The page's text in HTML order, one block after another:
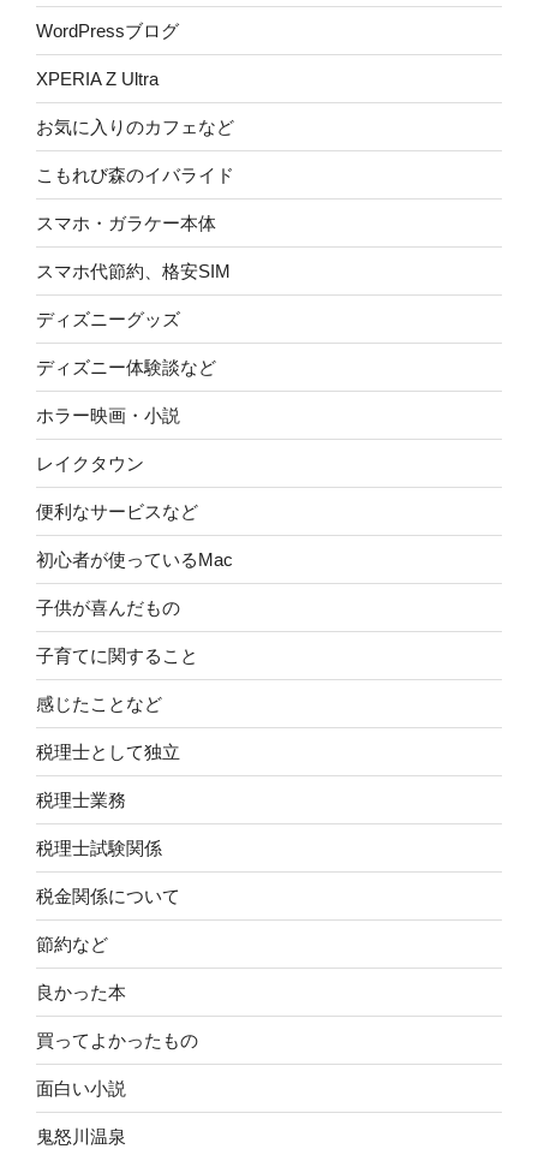
WordPressブログ
XPERIA Z Ultra
お気に入りのカフェなど
こもれび森のイバライド
スマホ・ガラケー本体
スマホ代節約、格安SIM
ディズニーグッズ
ディズニー体験談など
ホラー映画・小説
レイクタウン
便利なサービスなど
初心者が使っているMac
子供が喜んだもの
子育てに関すること
感じたことなど
税理士として独立
税理士業務
税理士試験関係
税金関係について
節約など
良かった本
買ってよかったもの
面白い小説
鬼怒川温泉